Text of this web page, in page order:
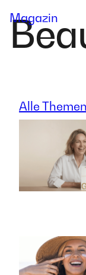
content
Magazin
Alle Themen